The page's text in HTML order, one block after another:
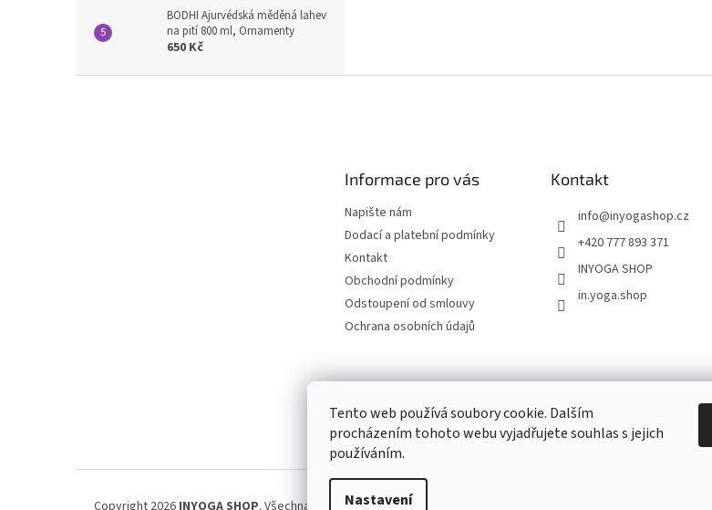
Tento web používá soubory cookie. Dalším
procházením tohoto webu vyjadřujete souhlas s jejich
používáním.
Nastavení
BODHI Ajurvédská měděná lahev
na pití 800 ml, Ornamenty
650 Kč
Informace pro vás
Napište nám
Dodací a platební podmínky
Kontakt
Obchodní podmínky
Odstoupení od smlouvy
Ochrana osobních údajů
Kontakt
info@inyogashop.cz
+420 777 893 371
INYOGA SHOP
in.yoga.shop
Kontakt
Copyright 2026 INYOGA SHOP. Všechna práva vyhrazena.Upravit nastavení cookies